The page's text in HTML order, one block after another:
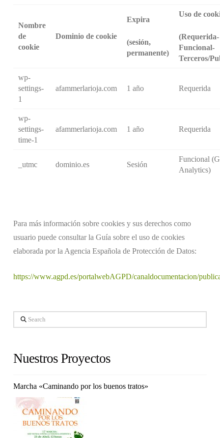
Nombre
de
cookie
Dominio de cookie
Expira
(sesión,
permanente)
Uso de
(Requerida-
Funcional-
Terceros/
wp-
settings-
1
afammerlarioja.com 1 año Requerida
wp-
settings-
time-1
afammerlarioja.com 1 año Requerida
_utmc dominio.es Sesión
Funcional
Analytics)
Para más información sobre cookies y sus derechos como
usuario puede consultar la Guía sobre el uso de cookies
elaborada por la Agencia Española de Protección de Datos:
https://www.agpd.es/portalwebAGPD/canaldocumentacion/
Search
Nuestros Proyectos
Marcha «Caminando por los buenos tratos»